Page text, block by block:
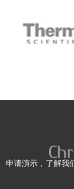
申请演示，了解我